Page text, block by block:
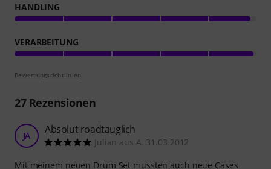
HANDLING
VERARBEITUNG
Bewertungsrichtlinien
27Rezensionen
JA Absolut roadtauglich
Julian aus A. 31.03.2012
Mit meinem neuen Drum Set mussten auch neue Cases